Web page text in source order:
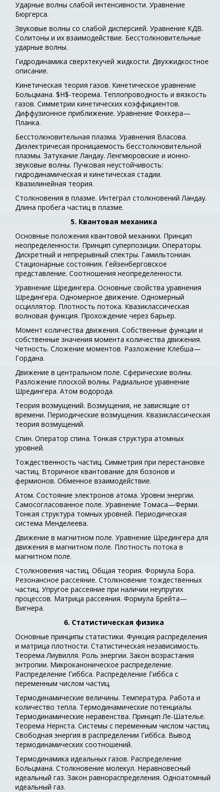
Ударные волны слабой интенсивности. Уравнение
Бюргерса.
Звуковые волны со слабой дисперсией. Уравнение КДВ.
Солитоны и их взаимодействие. Бесстолкновительные
ударные волны.
Гидродинамика сверхтекучей жидкости. Двухжидкостное
описание.
Кинетическая теория газов. Кинетическое уравнение
Больцмана. $H$-теорема. Теплопроводность и вязкость
газов. Симметрии кинетических коэффициентов.
Диффузионное приближение. Уравнение Фоккера—
Планка.
Бесстолкновительная плазма. Уравнения Власова.
Диэлектричесая проницаемость бесстолкновительной
плазмы. Затухание Ландау. Ленгмюровские и ионно-
звуковые волны. Пучковая неустойчивость:
гидродинамическая и кинетическая стадии.
Квазилинейная теория.
Столкновения в плазме. Интеграл столкновений Ландау.
Длина пробега частиц в плазме.
5. Квантовая механика
Основные положения квантовой механики. Принцип
неопределенности. Принцип суперпозиции. Операторы.
Дискретный и непрерывный спектры. Гамильтониан.
Стационарные состояния. Гейзенберговское
представление. Соотношения неопределенности.
Уравнение Шредингера. Основные свойства уравнения
Шредингера. Одномерное движение. Одномерный
осциллятор. Плотность потока. Квазиклассическая
волновая функция. Прохождение через барьер.
Момент количества движения. Собственные функции и
собственные значения момента количества движения.
Четность. Сложение моментов. Разложение Клебша—
Гордана.
Движение в центральном поле. Сферические волны.
Разложение плоской волны. Радиальное уравнение
Шредингера. Атом водорода.
Теория возмущений. Возмущения, не зависящие от
времени. Периодические возмущения. Квазиклассическая
теория возмущений.
Спин. Оператор спина. Тонкая структура атомных
уровней.
Тождественность частиц. Симметрия при перестановке
частиц. Вторичное квантование для бозонов и
фермионов. Обменное взаимодействие.
Атом. Состояние электронов атома. Уровни энергии.
Самосогласованное поле. Уравнение Томаса—Ферми.
Тонкая структура томных уровней. Периодическая
система Менделеева.
Движение в магнитном поле. Уравнение Шредингера для
движения в магнитном поле. Плотность потока в
магнитном поле.
Столкновения частиц. Общая теория. Формула Бора.
Резонансное рассеяние. Столкновение тождественных
частиц. Упругое рассеяние при наличии неупругих
процессов. Матрица рассеяния. Формула Брейта—
Вигнера.
6. Статистическая физика
Основные принципы статистики. Функция распределения
и матрица плотности. Статистическая независимость.
Теорема Лиувилля. Роль энергии. Закон возрастания
энтропии. Микроканоническое распределение.
Распределение Гиббса. Распределение Гиббса с
переменным числом частиц.
Термодинамические величины. Температура. Работа и
количество тепла. Термодинамические потенциалы.
Термодинамические неравенства. Принцип Ле-Шателье.
Теорема Нернста. Системы с переменным числом частиц.
Свободная энергия в распределении Гиббса. Вывод
термодинамических соотношений.
Термодинамика идеальных газов. Распределение
Больцмана. Столкновение молекул. Неравновесный
идеальный газ. Закон равнораспределения. Одноатомный
идеальный газ.